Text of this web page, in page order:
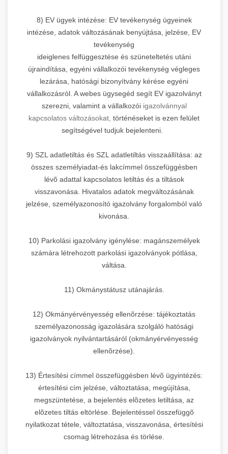
8) EV ügyek intézése: EV tevékenység ügyeinek
intézése, adatok változásának benyújtása, jelzése, EV
tevékenység
ideiglenes felfüggesztése és szüneteltetés utáni
újraindítása, egyéni vállalkozói tevékenység végleges
lezárása, hatósági bizonyítvány kérése egyéni
vállalkozásról. A webes ügysegéd segít EV igazolványt
szerezni, valamint a vállalkozói igazolvánnyal
kapcsolatos változásokat, történéseket is ezen felület
segítségével tudjuk bejelenteni.
9) SZL adatletiltás és SZL adatletiltás visszaállítása: az
összes személyiadat-és lakcímmel összefüggésben
lévõ adattal kapcsolatos letiltás és a tiltások
visszavonása. Hivatalos adatok megváltozásának
jelzése, személyazonosító igazolvány forgalomból való
kivonása.
10) Parkolási igazolvány igénylése: magánszemélyek
számára létrehozott parkolási igazolványok pótlása,
váltása.
11) Okmánystátusz utánajárás.
12) Okmányérvényesség ellenõrzése: tájékoztatás
személyazonosság igazolására szolgáló hatósági
igazolványok nyilvántartásáról (okmányérvényesség
ellenõrzése).
13) Értesítési címmel összefüggésben lévõ ügyintézés:
értesítési cím jelzése, változtatása, megújítása,
megszüntetése, a bejelentés elõzetes letiltása, az
elõzetes tiltás eltörlése. Bejelentéssel összefüggõ
nyilatkozat tétele, változtatása, visszavonása, értesítési
csomag létrehozása és törlése.